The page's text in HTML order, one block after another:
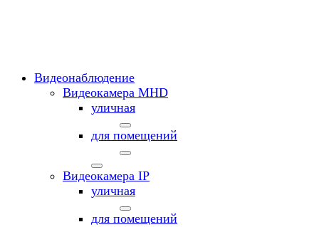
Видеонаблюдение
Видеокамера MНD
уличная
для помещений
Видеокамера IP
уличная
для помещений